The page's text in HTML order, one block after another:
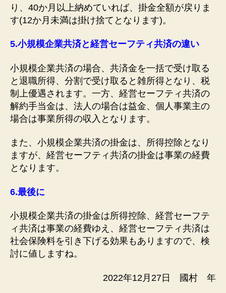
り、40か月以上納めていれば、掛金全額が戻りま
す(12か月未満は掛け捨てとなります)。
5.小規模企業共済と経営セーフティ共済の違い
小規模企業共済の場合、共済金を一括で受け取る
と退職所得、分割で受け取ると雑所得となり、税
制上優遇されます。一方、経営セーフティ共済の
解約手当金は、法人の場合は益金、個人事業主の
場合は事業所得の収入となります。
また、小規模企業共済の掛金は、所得控除となり
ますが、経営セーフティ共済の掛金は事業の経費
となります。
6.最後に
小規模企業共済の掛金は所得控除、経営セーフテ
ィ共済は事業の経費ゆえ、経営セーフティ共済は
社会保険料を引き下げる効果もありますので、検
討に値しますね。
2022年12月27日 國村 年